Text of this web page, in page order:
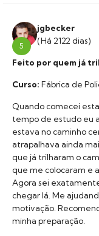
5
jgbecker
(Há 2122 dias)
Feito por quem já
Curso: Fábrica de
Quando comecei
tempo de estudo eu
estava no caminho
atrapalhava ainda
que já trilharam o
que me colocaram e
Agora sei
chegar lá. Me
motivação.
minha preparação.